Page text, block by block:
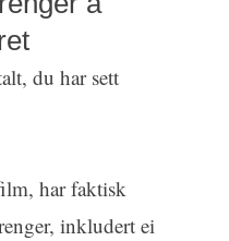
du har sett
har faktisk
inkludert ei